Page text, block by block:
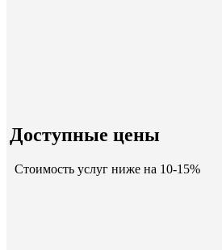
Доступные цены
Стоимость услуг ниже на 10-15%